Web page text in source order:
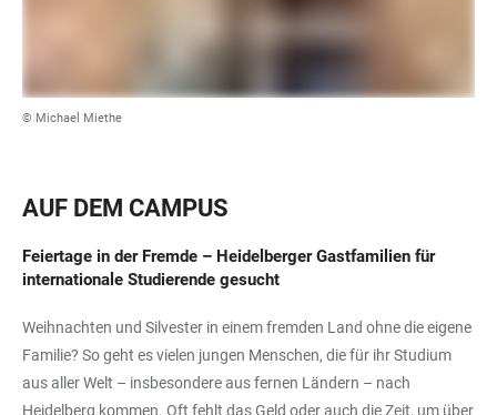
© Michael Miethe
AUF DEM CAMPUS
Feiertage in der Fremde – Heidelberger Gastfamilien für
internationale Studierende gesucht
Weihnachten und Silvester in einem fremden Land ohne die eigene
Familie? So geht es vielen jungen Menschen, die für ihr Studium
aus aller Welt – insbesondere aus fernen Ländern – nach
Heidelberg kommen. Oft fehlt das Geld oder auch die Zeit, um über